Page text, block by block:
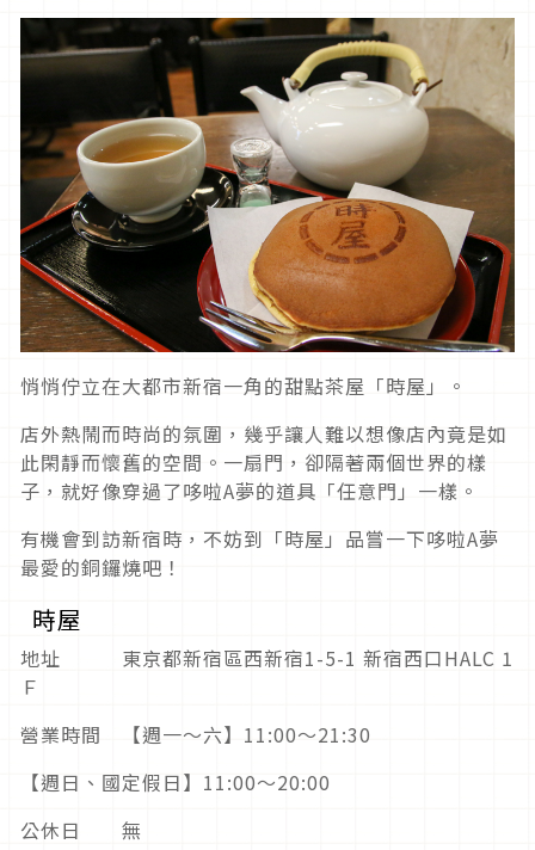
悄悄佇立在大都市新宿一角的甜點茶屋「時屋」。
店外熱鬧而時尚的氛圍，幾乎讓人難以想像店內竟是如
此閑靜而懷舊的空間。一扇門，卻隔著兩個世界的樣
子，就好像穿過了哆啦A夢的道具「任意門」一樣。
有機會到訪新宿時，不妨到「時屋」品嘗一下哆啦A夢
最愛的銅鑼燒吧！
時屋
地址 東京都新宿區西新宿1-5-1 新宿西口HALC 1
Ｆ
營業時間 【週一～六】11:00～21:30
【週日、國定假日】11:00～20:00
公休日 無